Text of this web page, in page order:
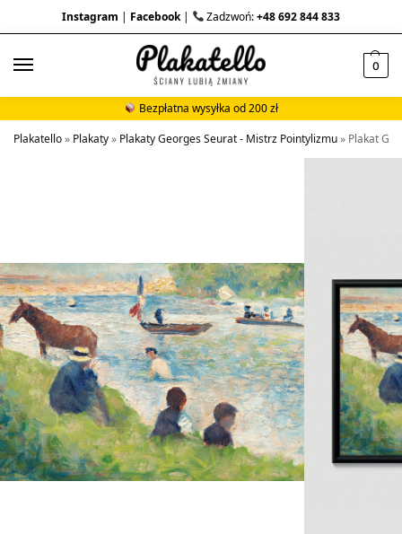
Instagram | Facebook| Zadzwoń:+48 692 844 833
0
Bezpłatna wysyłka od 200 zł
Plakatello» Plakaty» Plakaty Georges Seurat - Mistrz Pointylizmu» Plakat